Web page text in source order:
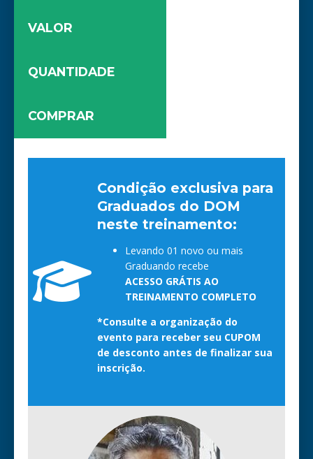
VALOR
QUANTIDADE
COMPRAR
Condição exclusiva para
Graduados do DOM
neste treinamento:
Levando 01 novo ou mais
Graduando recebe
ACESSO GRÁTIS AO
TREINAMENTO COMPLETO
*Consulte a organização do
evento para receber seu CUPOM
de desconto antes de finalizar sua
inscrição.